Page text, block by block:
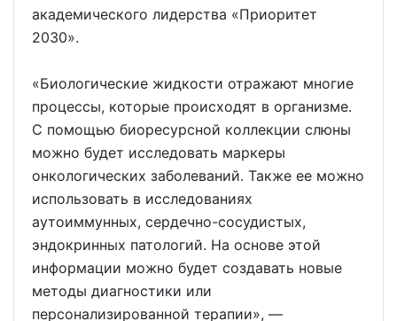
академического лидерства «Приоритет
2030».
«Биологические жидкости отражают многие
процессы, которые происходят в организме.
С помощью биоресурсной коллекции слюны
можно будет исследовать маркеры
онкологических заболеваний. Также ее можно
использовать в исследованиях
аутоиммунных, сердечно-сосудистых,
эндокринных патологий. На основе этой
информации можно будет создавать новые
методы диагностики или
персонализированной терапии», —